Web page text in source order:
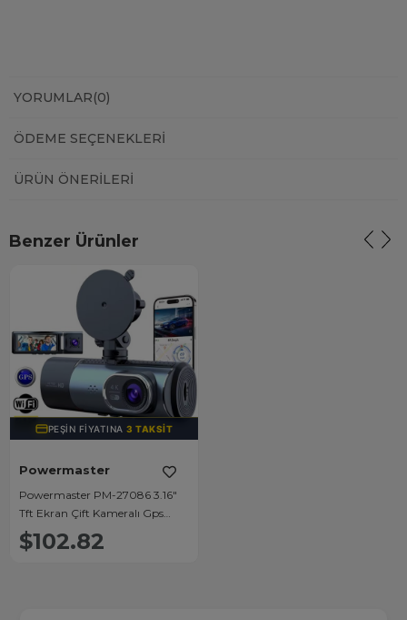
YORUMLAR(0)
ÖDEME SEÇENEKLERI
ÜRÜN ÖNERILERI
Benzer Ürünler
PEŞIN FIYATINA3 TAKSIT
Powermaster
Powermaster PM-27086 3.16"
Tft Ekran Çift Kameralı Gps
Modüllü Hd Araç Kamerası Dvr
(128gb Destekli)
$102.82